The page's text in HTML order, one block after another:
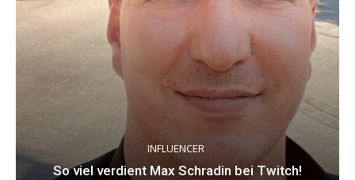
INFLUENCER
So viel verdient Max Schradin bei Twitch!